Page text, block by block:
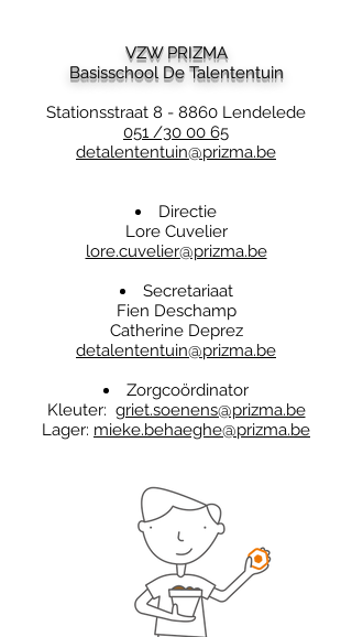
VZW PRIZMA
Basisschool De Talententuin
Stationsstraat 8 - 8860 Lendelede
051 /30 00 65
detalententuin@prizma.be
Directie
Lore Cuvelier
lore.cuvelier@prizma.be
Secretariaat
Fien Deschamp
Catherine Deprez
detalententuin@prizma.be
Zorgcoördinator
Kleuter: griet.soenens@prizma.be
Lager: mieke.behaeghe@prizma.be